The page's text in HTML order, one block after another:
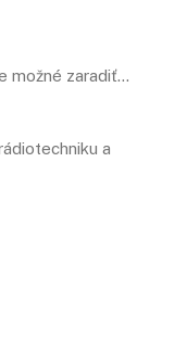
možné zaradiť…
a